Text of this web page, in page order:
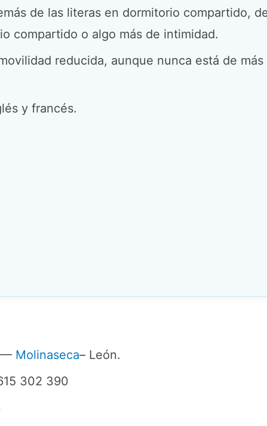
de las literas en dormitorio compartido,
compartido o algo más de intimidad.
reducida, aunque nunca está de más
y francés.
— Molinaseca– León.
302 390